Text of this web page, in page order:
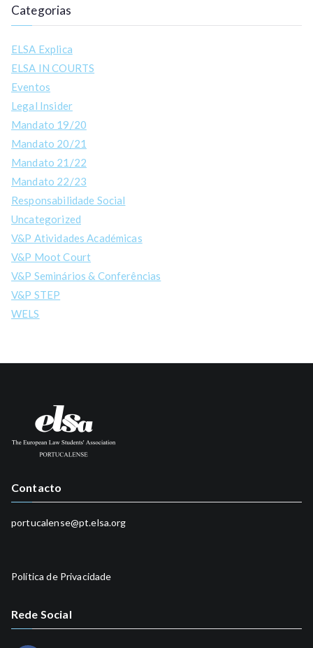
Categorias
ELSA Explica
ELSA IN COURTS
Eventos
Legal Insider
Mandato 19/20
Mandato 20/21
Mandato 21/22
Mandato 22/23
Responsabilidade Social
Uncategorized
V&P Atividades Académicas
V&P Moot Court
V&P Seminários & Conferências
V&P STEP
WELS
Contacto
portucalense@pt.elsa.org
Política de Privacidade
Rede Social